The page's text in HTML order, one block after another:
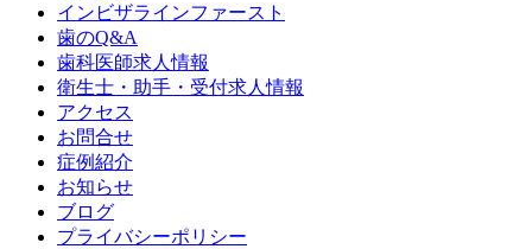
インビザラインファースト
歯のQ&A
歯科医師求人情報
衛生士・助手・受付求人情報
アクセス
お問合せ
症例紹介
お知らせ
ブログ
プライバシーポリシー